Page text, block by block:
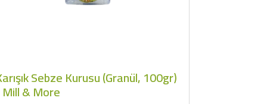
Sebze Kurusu (Granül, 100gr)
& More